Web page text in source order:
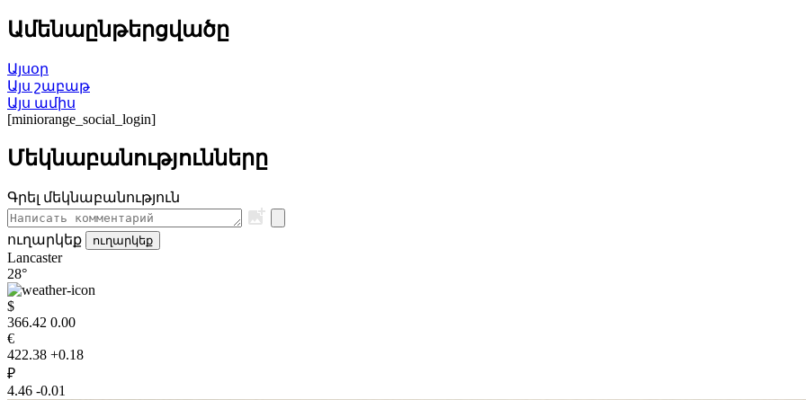
Ամենաընթերցվածը
Այսօր
Այս շաբաթ
Այս ամիս
[miniorange_social_login]
Մեկնաբանությունները
Գրել մեկնաբանություն
ուղարկեք ուղարկեք
Lancaster
28°
$
366.42 0.00
€
422.38 +0.18
₽
4.46 -0.01